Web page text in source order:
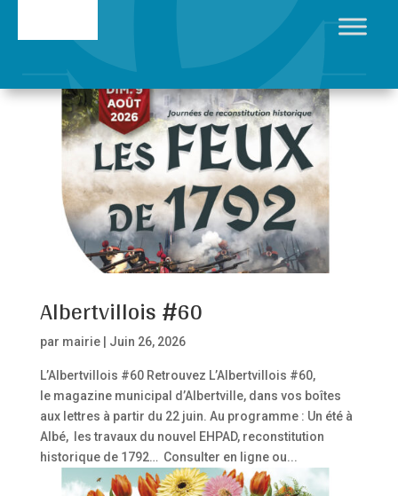
Albertvillois #60
par mairie| Juin 26, 2026
L’Albertvillois #60 Retrouvez L’Albertvillois #60,
le magazine municipal d’Albertville, dans vos boîtes
aux lettres à partir du 22 juin. Au programme : Un été à
Albé, les travaux du nouvel EHPAD, reconstitution
historique de 1792… Consulter en ligne ou...